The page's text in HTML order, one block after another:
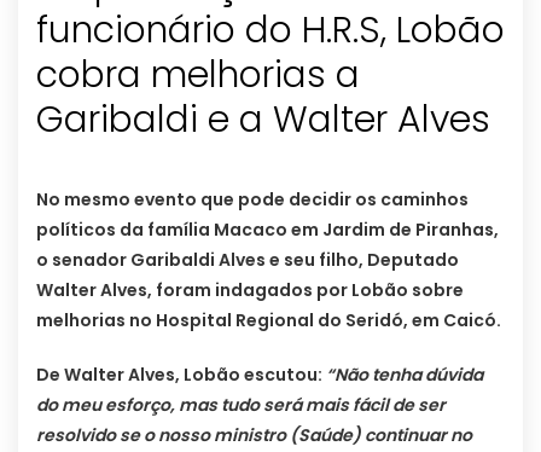
funcionário do H.R.S, Lobão
cobra melhorias a
Garibaldi e a Walter Alves
No mesmo evento que pode decidir os caminhos
políticos da família Macaco em Jardim de Piranhas,
o senador Garibaldi Alves e seu filho, Deputado
Walter Alves, foram indagados por Lobão sobre
melhorias no Hospital Regional do Seridó, em Caicó.
De Walter Alves, Lobão escutou: “Não tenha dúvida
do meu esforço, mas tudo será mais fácil de ser
resolvido se o nosso ministro (Saúde) continuar no